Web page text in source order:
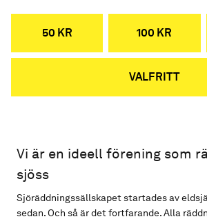
50 KR 100 KR
VALFRITT
Vi är en ideell förening som
sjöss
Sjöräddningssällskapet startades av
sedan. Och så är det fortfarande. Alla